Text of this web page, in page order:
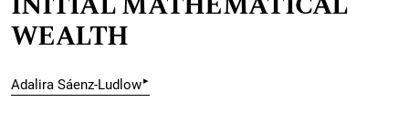
WEALTH
Adalira Sáenz-Ludlow▸